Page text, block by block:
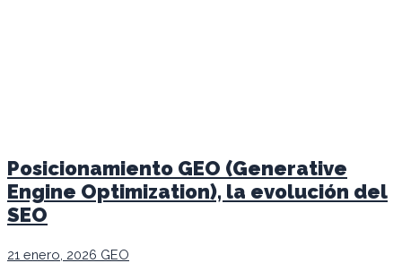
Posicionamiento GEO (Generative
Engine Optimization), la evolución del
SEO
21 enero, 2026 GEO